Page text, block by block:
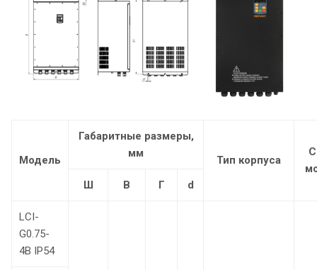
Модель
Габаритные размеры,
мм
Тип корпуса
Ш
В Г d
LCI-
G0.75-
4B IP54